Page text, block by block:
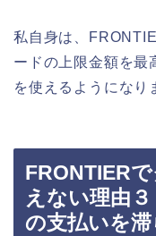
私自身は、
ードの上限金額を最
を使えるようになり
FRONTIER
えない理由
の支払いを滞